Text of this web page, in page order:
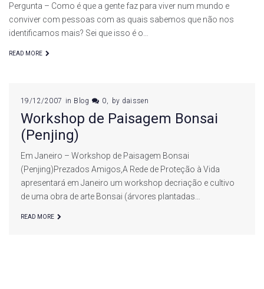
Pergunta – Como é que a gente faz para viver num mundo e
conviver com pessoas com as quais sabemos que não nos
identificamos mais? Sei que isso é o…
READ MORE
19/12/2007 in Blog 0 by daissen
Workshop de Paisagem Bonsai
(Penjing)
Em Janeiro – Workshop de Paisagem Bonsai
(Penjing)Prezados Amigos,A Rede de Proteção à Vida
apresentará em Janeiro um workshop decriação e cultivo
de uma obra de arte Bonsai (árvores plantadas…
READ MORE